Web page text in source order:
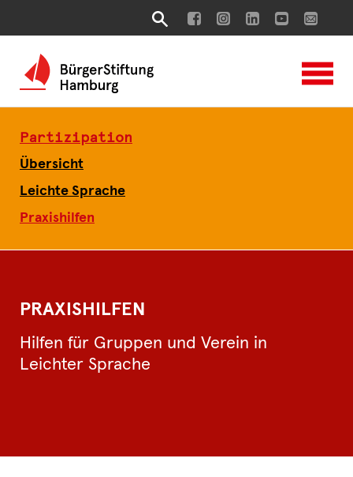
Partizipation
Übersicht
Leichte Sprache
Praxishilfen
PRAXISHILFEN
Hilfen für Gruppen und Verein in
Leichter Sprache